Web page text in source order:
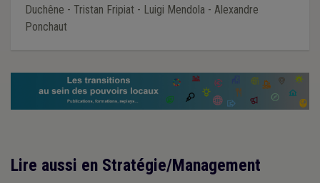
Duchêne - Tristan Fripiat - Luigi Mendola - Alexandre
Ponchaut
Lire aussi en Stratégie/Management